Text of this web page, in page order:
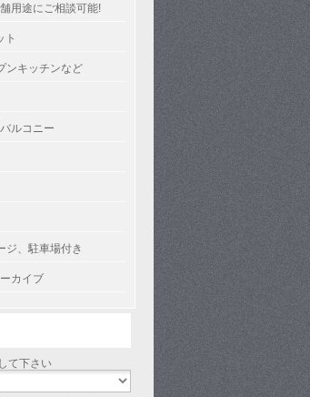
用途にご相談可能!
ト
ンキッチンなど
ルコニー
ジ、駐車場付き
カイブ
て下さい